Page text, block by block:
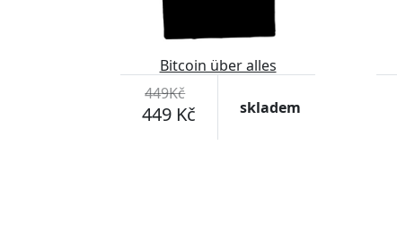
Bitcoin über alles
449Kč
449 Kč skladem